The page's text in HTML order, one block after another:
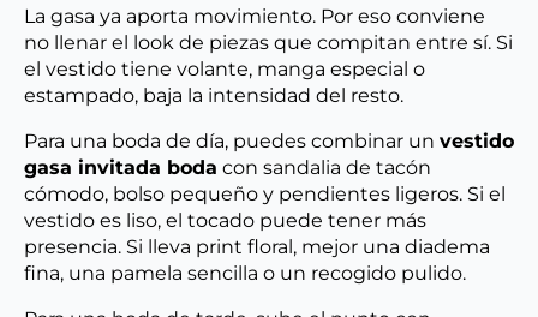
La gasa ya aporta movimiento. Por eso conviene
no llenar el look de piezas que compitan entre sí. Si
el vestido tiene volante, manga especial o
estampado, baja la intensidad del resto.
Para una boda de día, puedes combinar un vestido
gasa invitada boda con sandalia de tacón
cómodo, bolso pequeño y pendientes ligeros. Si el
vestido es liso, el tocado puede tener más
presencia. Si lleva print floral, mejor una diadema
fina, una pamela sencilla o un recogido pulido.